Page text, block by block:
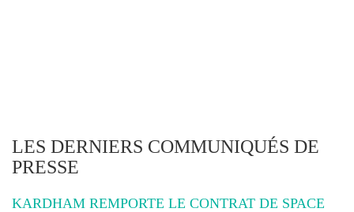
LES DERNIERS COMMUNIQUÉS DE
PRESSE
KARDHAM REMPORTE LE CONTRAT DE SPACE